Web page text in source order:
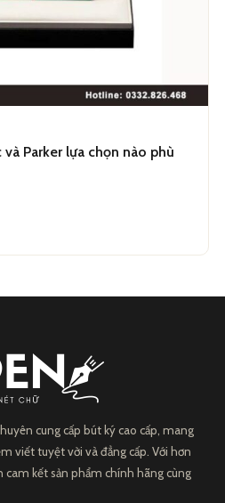
Parker lựa chọn nào phù
cung cấp bút ký cao cấp, mang
viết tuyệt vời và đẳng cấp. Với hơn
kết sản phẩm chính hãng cùng